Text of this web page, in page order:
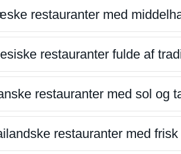
restauranter med
restauranter fulde af
restauranter med sol og
restauranter med